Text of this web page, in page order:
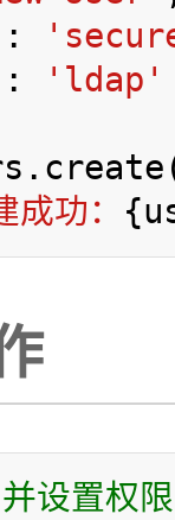
:
:
'ldap'
功：
设置权限